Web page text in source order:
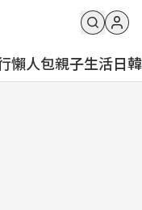
懶人包親子生活日韓